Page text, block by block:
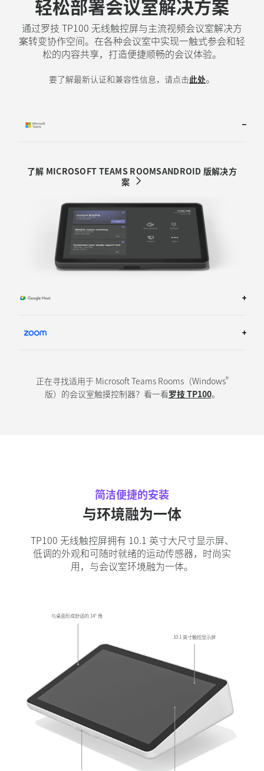
轻松部署会议室解决方案
通过罗技 TP100 无线触控屏与主流视频会议室解决方
案转变协作空间。在各种会议室中实现一触式参会和轻
松的内容共享，打造便捷顺畅的会议体验。
要了解最新认证和兼容性信息，请点击此处。
了解 MICROSOFT TEAMS ROOMSANDROID 版解决方
案
了解 ZOOM ROOOM 解决方案
正在寻找适用于 Microsoft Teams Rooms（Windows®
版）的会议室触摸控制器？看一看罗技 TP100。
简洁便捷的安装
与环境融为一体
TP100 无线触控屏拥有 10.1 英寸大尺寸显示屏、
低调的外观和可随时就绪的运动传感器，时尚实
用，与会议室环境融为一体。
与桌面形成舒适的 14° 角
10.1 英寸触控显示屏